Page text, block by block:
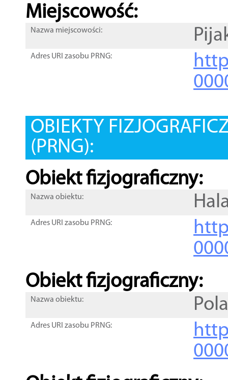
Miejscowość:
Nazwa miejscowości:
Adres URI zasobu PRNG:
OBIEKTY
(PRNG):
Obiekt fizjograficzny:
Nazwa obiektu:
Adres URI zasobu PRNG:
Obiekt fizjograficzny:
Nazwa obiektu:
Adres URI zasobu PRNG: